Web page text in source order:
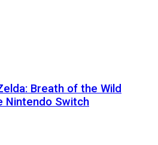
Breath of the Wild
Nintendo Switch